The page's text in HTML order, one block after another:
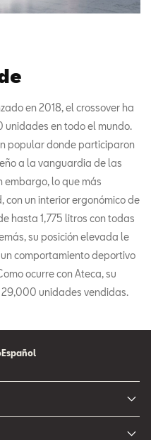
en 2018, el crossover ha
en todo el mundo.
popular donde participaron
a la vanguardia de las
embargo, lo que más
un interior ergonómico de
hasta 1,775 litros con todas
su posición elevada le
comportamiento deportivo
ocurre con Ateca, su
29,000 unidades vendidas.
Español